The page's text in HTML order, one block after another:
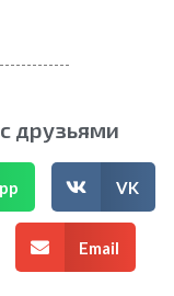
друзьями
VK
Email